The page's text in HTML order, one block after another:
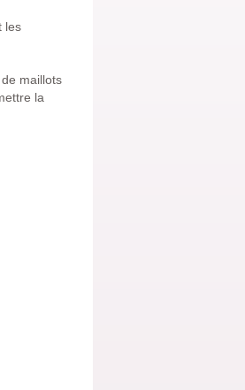
les
maillots
la